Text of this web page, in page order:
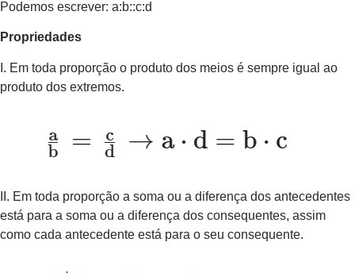
Podemos escrever: a:b::c:d
Propriedades
I. Em toda proporção o produto dos meios é sempre igual ao
produto dos extremos.
II. Em toda proporção a soma ou a diferença dos antecedentes
está para a soma ou a diferença dos consequentes, assim
como cada antecedente está para o seu consequente.